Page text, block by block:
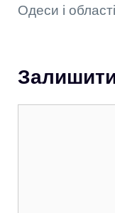
Одеси і області